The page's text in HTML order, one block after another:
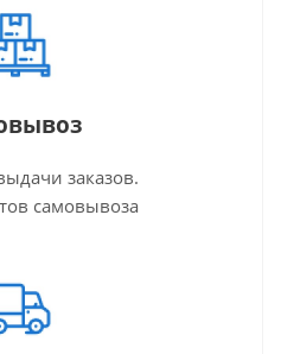
заказов.
самовывоза